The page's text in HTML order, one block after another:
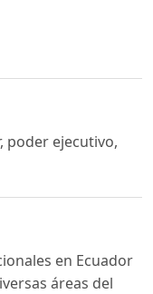
poder ejecutivo,
en Ecuador
áreas del